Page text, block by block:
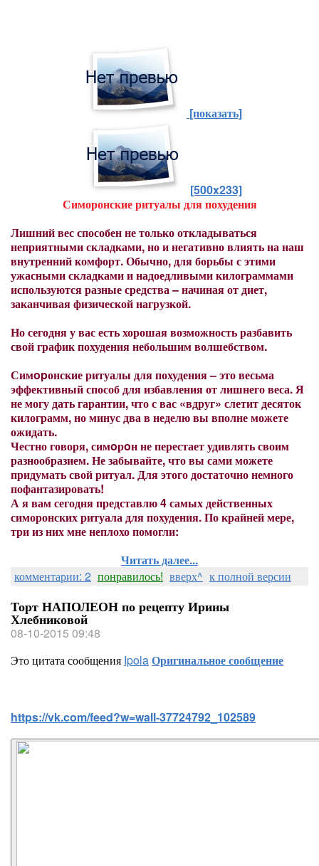
[показать]
[500x233]
Симоронские ритуалы для похудения
Лишний вес способен не только откладываться
неприятными складками, но и негативно влиять на наш
внутренний комфорт. Обычно, для борьбы с этими
ужасными складками и надоедливыми килограммами
используются разные средства – начиная от диет,
заканчивая физической нагрузкой.
Но сегодня у вас есть хорошая возможность разбавить
свой график похудения небольшим волшебством.
Симopонские ритуалы для похудения – это весьма
эффективный способ для избавления от лишнего веса. Я
не могу дать гарантии, что с вас «вдруг» слетит десяток
килограмм, но минус два в неделю вы вполне можете
ожидать.
Честно говоря, симoрoн не перестает удивлять своим
разнообразием. Не забывайте, что вы сами можете
придумать свой ритуал. Для этого достаточно немного
пофантазировать!
А я вам сегодня представлю 4 самых действенных
симоронских ритуала для похудения. По крайней мере,
три из них мне неплохо помогли:
Читать далее...
комментарии: 2 понравилось! вверх^ к полной версии
Торт НАПОЛЕОН по рецепту Ирины
Хлебниковой
08-10-2015 09:48
Это цитата сообщения IpolaОригинальное сообщение
https://vk.com/feed?w=wall-37724792_102589